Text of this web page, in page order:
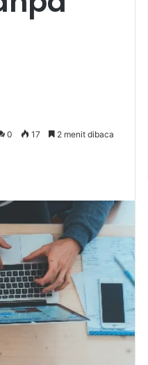
0 17 2 menit dibaca